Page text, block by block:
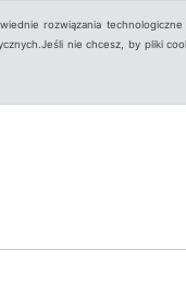
rozwiązania
nie chcesz, by pliki